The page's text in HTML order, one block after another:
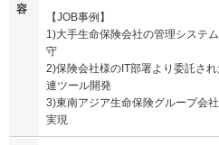
容
【JOB事例】
1)大手生命保険会社の管理システ
守
2)保険会社様のIT部署より委託さ
連ツール開発
3)東南アジア生命保険グループ会
実現